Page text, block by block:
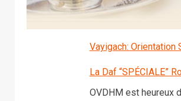
Vayigach: Orientation
La Daf “SPÉCIALE”
OVDHM est heureux